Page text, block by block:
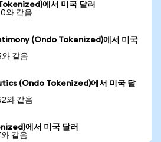
에서 미국 달러
와 같음
(Ondo Tokenized)에서 미국
같음
(Ondo Tokenized)에서 미국 달
와 같음
에서 미국 달러
같음